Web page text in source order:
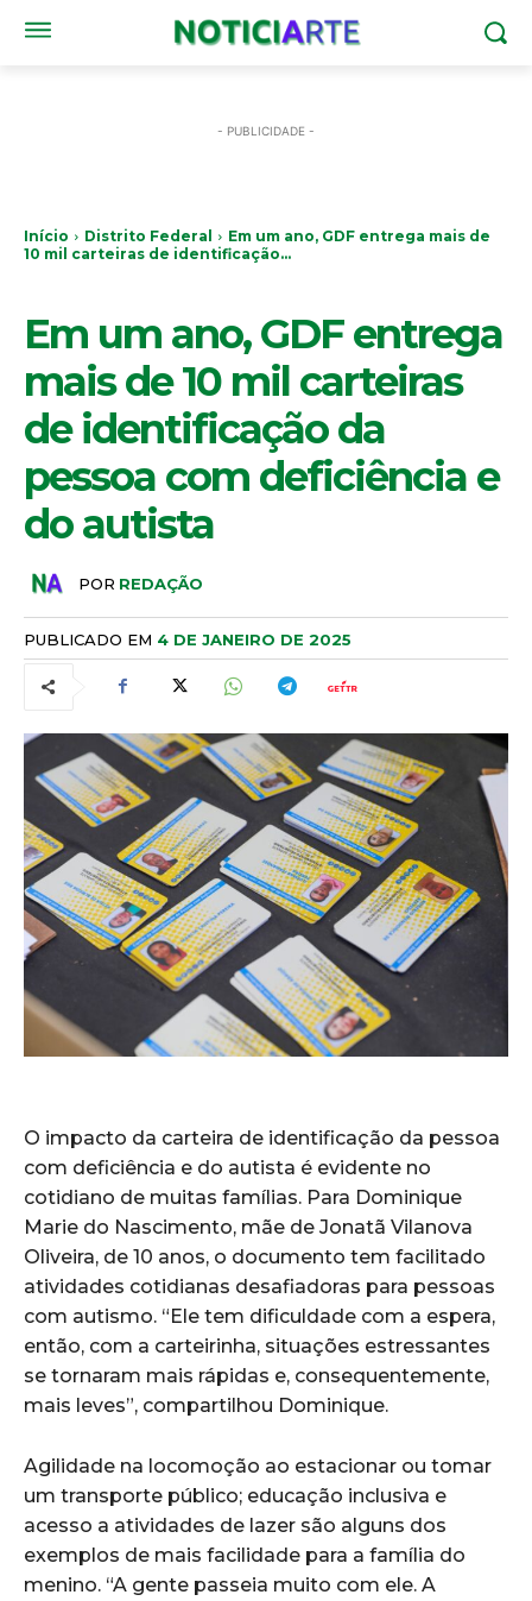
- PUBLICIDADE -
Início Distrito Federal
Em um ano, GDF entrega mais de
10 mil carteiras de identificação...
Em um ano, GDF entrega
mais de 10 mil carteiras
de identificação da
pessoa com deficiência e
do autista
POR REDAÇÃO
PUBLICADO EM 4 DE JANEIRO DE 2025
O impacto da carteira de identificação da pessoa
com deficiência e do autista é evidente no
cotidiano de muitas famílias. Para Dominique
Marie do Nascimento, mãe de Jonatã Vilanova
Oliveira, de 10 anos, o documento tem facilitado
atividades cotidianas desafiadoras para pessoas
com autismo. “Ele tem dificuldade com a espera,
então, com a carteirinha, situações estressantes
se tornaram mais rápidas e, consequentemente,
mais leves”, compartilhou Dominique.
Agilidade na locomoção ao estacionar ou tomar
um transporte público; educação inclusiva e
acesso a atividades de lazer são alguns dos
exemplos de mais facilidade para a família do
menino. “A gente passeia muito com ele. A